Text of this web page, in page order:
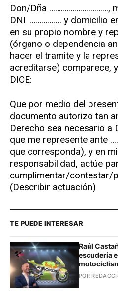
Don/Dña …………………………,
DNI …………….. y domicilio
en su propio nombre y
(órgano o dependencia
hacer el tramite y la
acreditarse) comparece,
DICE:
Que por medio del
documento autorizo tan
Derecho sea necesario a
que me represente ante
que corresponda), y en
responsabilidad, actúe
cumplimentar/contestar/
(Describir actuación)
TE PUEDE INTERESAR
Raúl
escudería
POR